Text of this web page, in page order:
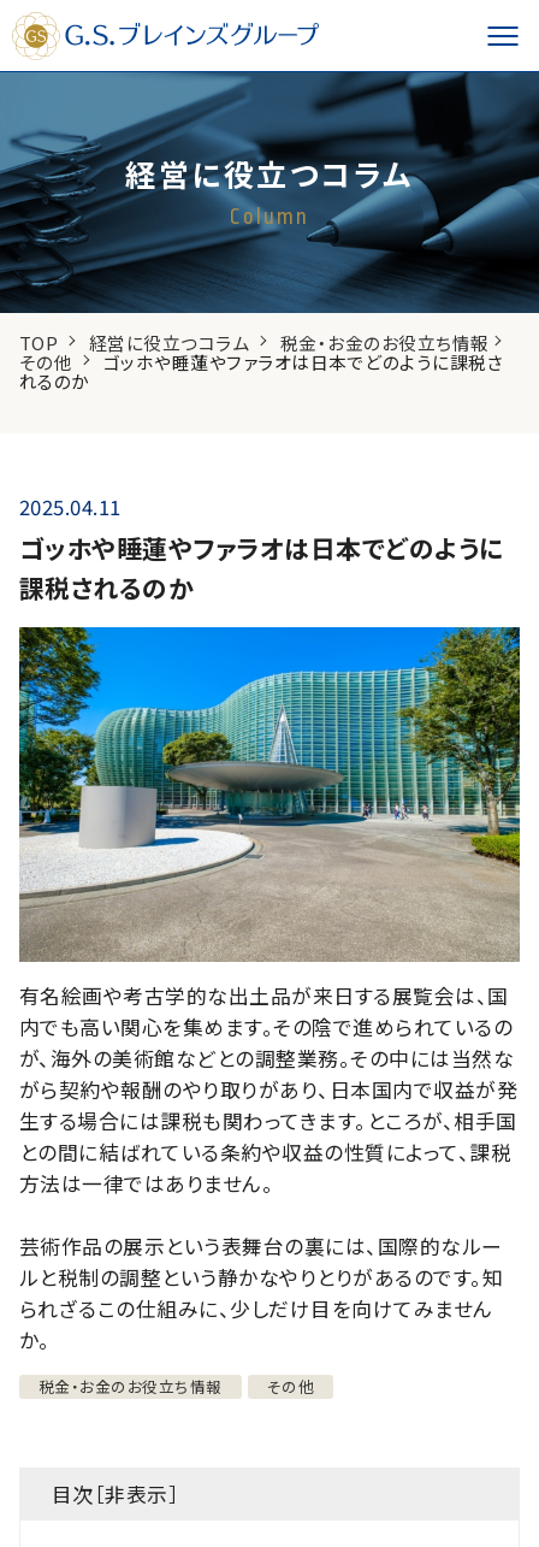
経営に役立つコラム
Column
TOP 経営に役立つコラム 税金・お金のお役立ち情報
その他 ゴッホや睡蓮やファラオは日本でどのように課税さ
れるのか
2025.04.11
ゴッホや睡蓮やファラオは日本でどのように
課税されるのか
有名絵画や考古学的な出土品が来日する展覧会は、国
内でも高い関心を集めます。その陰で進められているの
が、海外の美術館などとの調整業務。その中には当然な
がら契約や報酬のやり取りがあり、日本国内で収益が発
生する場合には課税も関わってきます。ところが、相手国
との間に結ばれている条約や収益の性質によって、課税
方法は一律ではありません。
芸術作品の展示という表舞台の裏には、国際的なルー
ルと税制の調整という静かなやりとりがあるのです。知
られざるこの仕組みに、少しだけ目を向けてみません
か。
税金・お金のお役立ち情報 その他
目次［非表示］